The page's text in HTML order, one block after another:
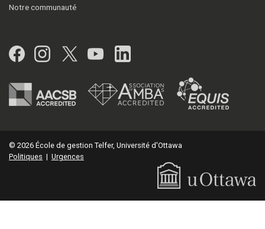
Notre communauté
Facebook
Instagram
Twitter
YouTubeLinkedIn
© 2026 École de gestion Telfer, Université d'Ottawa
Politiques | Urgences